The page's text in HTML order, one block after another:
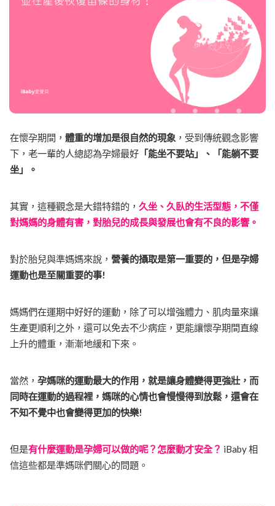
在懷孕期間， 體重的增加是很自然的現象 ，受到傳統觀念影響
下，老一輩的人總認為孕婦最好 「能坐不要站」、「能躺不要
坐」。
其實，這種觀念是大錯特錯的， 久坐、久臥的生活型態，不僅
對媽媽的身體有害，對胎兒的成長與發展也會有不良的影響。
對於胎兒與準媽媽來說， 營養的攝取是第一重要的，但是孕婦
運動也是至關重要的事!
媽媽們在運期中好好的運動，除了可以增強體力、肌肉量來讓
生產更順利之外，還可以免去不少病症，更能讓懷孕期間直線
上升的體重，漸漸地緩和下來。
當然， 孕媽咪的運動最大的作用，就是讓身體變得更強壯，而
同時在運動的過程裡，媽咪的心情也會慢慢得到放鬆，還會在
不知不覺中也會變得更加的快樂!
但是有什麼運動是孕婦可以做的呢？怎麼動才安全？ iBaby 相
信這些都是準媽咪們關心的問題。